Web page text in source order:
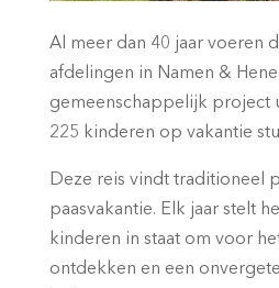
Al meer dan 40 jaar voeren
afdelingen in Namen &
gemeenschappelijk project
225 kinderen op vakantie
Deze reis vindt traditioneel
paasvakantie. Elk jaar stelt
kinderen in staat om voor
ontdekken en een